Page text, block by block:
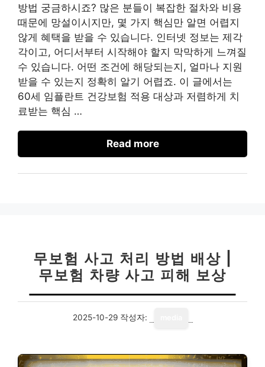
방법 궁금하시죠? 많은 분들이 복잡한 절차와 비용
때문에 망설이시지만, 몇 가지 핵심만 알면 어렵지
않게 혜택을 받을 수 있습니다. 인터넷 정보는 제각
각이고, 어디서부터 시작해야 할지 막막하게 느껴질
수 있습니다. 어떤 조건에 해당되는지, 얼마나 지원
받을 수 있는지 정확히 알기 어렵죠. 이 글에서는
60세 임플란트 건강보험 적용 대상과 저렴하게 치
료받는 핵심 …
Read more
무보험 사고 처리 방법 배상 |
무보험 차량 사고 피해 보상
2025-10-29 작성자: